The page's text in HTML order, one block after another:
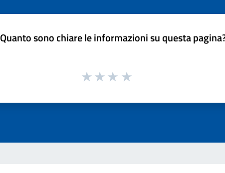
Quanto sono chiare le informazioni su questa